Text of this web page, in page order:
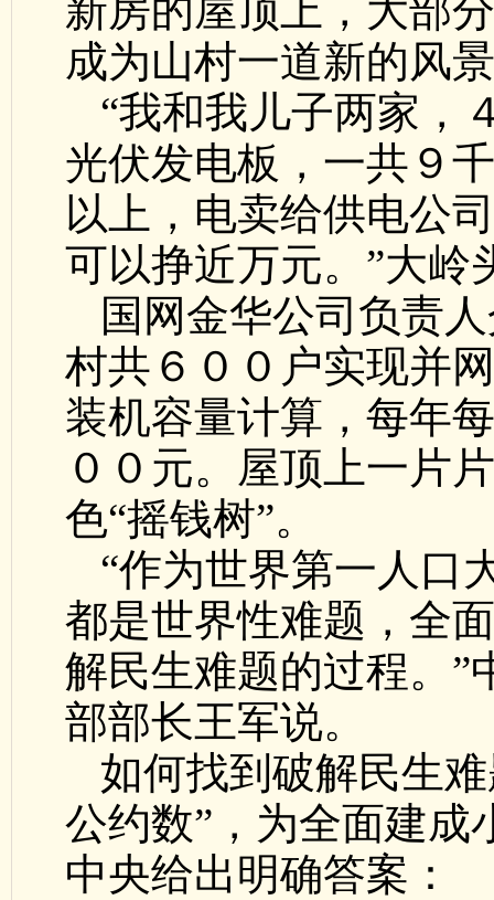
新房的屋顶上，大部
成为山村一道新的风
“我和我儿子两家，
光伏发电板，一共９
以上，电卖给供电公
可以挣近万元。”大岭
国网金华公司负责
村共６００户实现并
装机容量计算，每年
００元。屋顶上一片
色“摇钱树”。
“作为世界第一人口
都是世界性难题，全
解民生难题的过程。”
部部长王军说。
如何找到破解民生
公约数”，为全面建成
中央给出明确答案：